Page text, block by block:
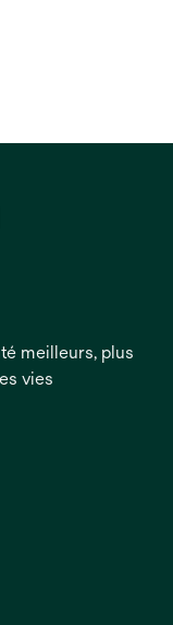
meilleurs, plus
vies